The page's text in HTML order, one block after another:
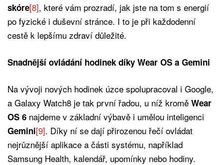
skóre[8], které vám prozradí, jak jste na tom s energií
po fyzické i duševní stránce. I to je při každodenní
cestě k lepšímu zdraví důležité.
Snadnější ovládání hodinek díky Wear OS a Gemini
Na vývoji nových hodinek úzce spolupracoval i Google,
a Galaxy Watch8 je tak první řadou, u níž kromě Wear
OS 6 najdeme v základní výbavě i umělou inteligenci
Gemini[9]. Díky ní se dají přirozenou řečí ovládat
nejrůznější aplikace a části systému, například
Samsung Health, kalendář, upomínky nebo hodiny.